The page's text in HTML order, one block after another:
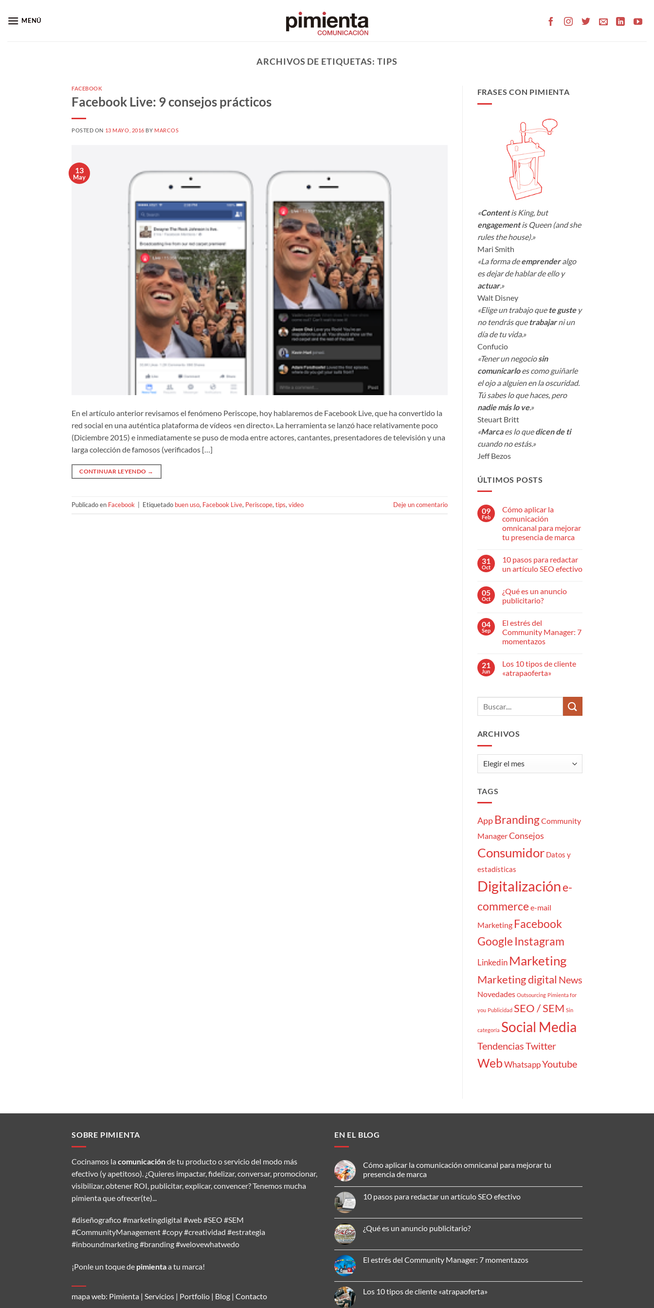
MENÚ
ARCHIVOS DE ETIQUETAS:TIPS
FACEBOOK
Facebook Live: 9 consejos prácticos
POSTED ON 13 MAYO, 2016 BY MARCOS
13
May
En el artículo anterior revisamos el fenómeno Periscope, hoy hablaremos de Facebook Live, que ha convertido la
red social en una auténtica plataforma de vídeos «en directo». La herramienta se lanzó hace relativamente poco
(Diciembre 2015) e inmediatamente se puso de moda entre actores, cantantes, presentadores de televisión y una
larga colección de famosos (verificados […]
CONTINUAR LEYENDO →
Publicado en Facebook Etiquetado buen uso, Facebook Live, Periscope,tips,video Deje un comentario
FRASES CON PIMIENTA
«Contentis King, but
engagementis Queen (and she
rules the house).»
Mari Smith
«La forma deemprenderalgo
es dejar de hablar de ello y
actuar.»
Walt Disney
«Elige un trabajo que te gustey
no tendrás que trabajarni un
día de tu vida.»
Confucio
«Tener un negocio sin
comunicarloes como guiñarle
el ojo a alguien en la oscuridad.
Tú sabes lo que haces, pero
nadie más lo ve.»
Steuart Britt
«Marcaes lo quedicen de ti
cuando no estás.»
Jeff Bezos
ÚLTIMOS POSTS
09
Feb
Cómo aplicar la
comunicación
omnicanal para mejorar
tu presencia de marca
comentarios
Cómo
comunicación
omnicanal
para
presencia
de
marca
31
Oct
10 pasos para redactar
un artículo SEO efectivo
comentarios
en
10
redactar
un
artículo
SEO
05
Oct
¿Qué es un anuncio
publicitario?
comentarios
en
¿Qué
es
publicitario?
04
Sep
El estrés del
Community Manager: 7
momentazos
comentarios
El
7
momentazos
21
Jun
Los 10 tipos de cliente
«atrapaoferta»
comentarios
Los
10
cliente
ARCHIVOS
TAGS
App BrandingCommunity
ManagerConsejos
Consumidor Datos y
estadísticas
Digitalizacióne-
commerce e-mail
Marketing Facebook
Google Instagram
Linkedin Marketing
Marketing digital News
Novedades Outsourcing Pimienta for
you Publicidad SEO / SEM Sin
categoría Social Media
TendenciasTwitter
WebWhatsappYoutube
SOBRE PIMIENTA
Cocinamos la comunicaciónde tu producto o servicio del modo más
efectivo (y apetitoso). ¿Quieres impactar, fidelizar, conversar, promocionar,
visibilizar, obtener ROI, publicitar, explicar, convencer? Tenemos mucha
pimienta que ofrecer(te)...
#diseñografico #marketingdigital #web #SEO #SEM
#CommunityManagement #copy #creatividad #estrategia
#inboundmarketing #branding #welovewhatwedo
¡Ponle un toque de pimientaa tu marca!
mapa web: Pimienta | Servicios | Portfolio | Blog | Contacto
EN EL BLOG
Cómo aplicar la comunicación omnicanal para mejorar tu
presencia de marca
comentarios
comunicación
omnicanal
presencia
10 pasos para redactar un artículo SEO efectivo
comentarios
en
10
redactar
un
artículo
¿Qué es un anuncio publicitario?
comentarios
en
¿Qué
anuncio
publicitario?
El estrés del Community Manager: 7 momentazos
comentarios
en
El
Los 10 tipos de cliente «atrapaoferta»